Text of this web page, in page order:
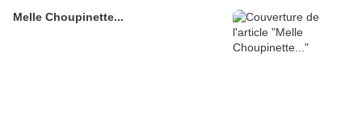
Melle Choupinette...